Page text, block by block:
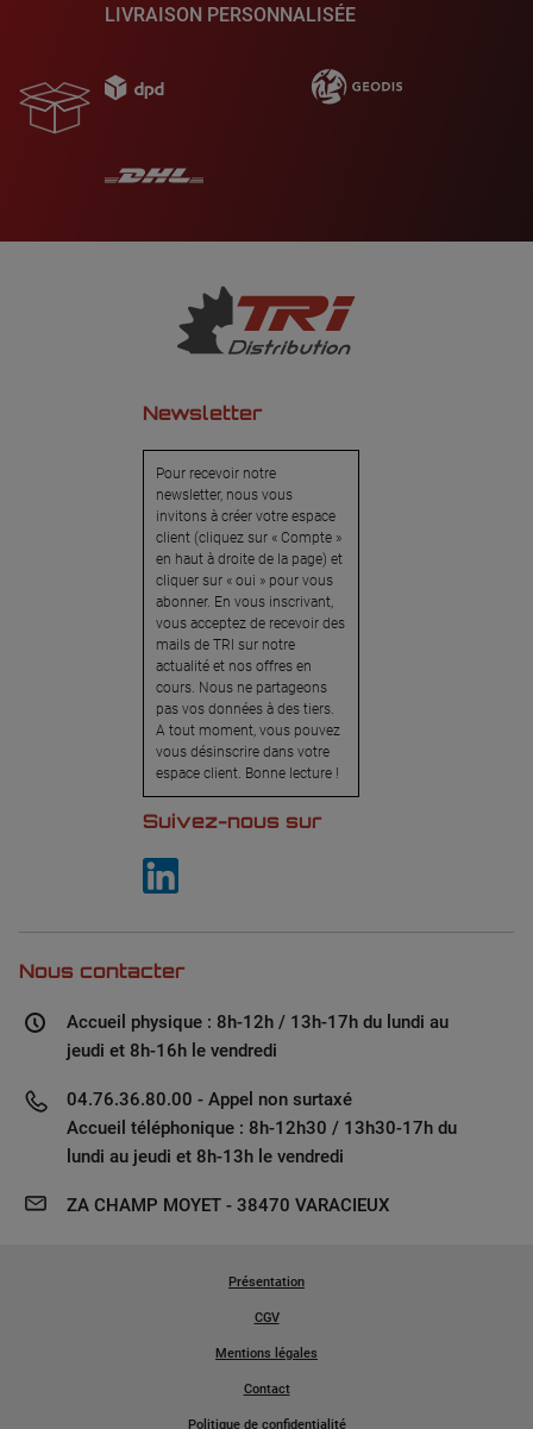
LIVRAISON PERSONNALISÉE
Newsletter
Pour recevoir notre
newsletter, nous vous
invitons à créer votre espace
client (cliquez sur « Compte »
en haut à droite de la page) et
cliquer sur « oui » pour vous
abonner. En vous inscrivant,
vous acceptez de recevoir des
mails de TRI sur notre
actualité et nos offres en
cours. Nous ne partageons
pas vos données à des tiers.
A tout moment, vous pouvez
vous désinscrire dans votre
espace client. Bonne lecture !
Suivez-nous sur
Nous contacter
Accueil physique : 8h-12h / 13h-17h du lundi au
jeudi et 8h-16h le vendredi
04.76.36.80.00 - Appel non surtaxé
Accueil téléphonique : 8h-12h30 / 13h30-17h du
lundi au jeudi et 8h-13h le vendredi
ZA CHAMP MOYET - 38470 VARACIEUX
Présentation
CGV
Mentions légales
Contact
Politique de confidentialité